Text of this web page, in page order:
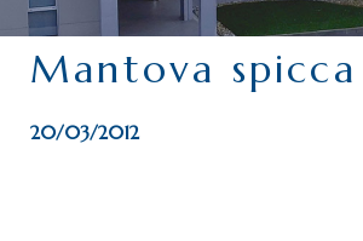
PERIODICO
PERCHÉ ASSOCIARSI?
CONTATTI
Mantova
20/03/2012